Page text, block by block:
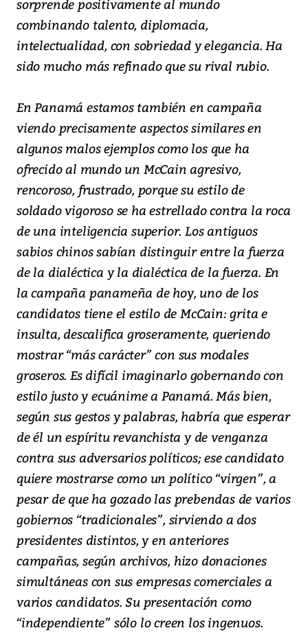
sorprende positivamente al mundo
combinando talento, diplomacia,
intelectualidad, con sobriedad y elegancia. Ha
sido mucho más refinado que su rival rubio.
En Panamá estamos también en campaña
viendo precisamente aspectos similares en
algunos malos ejemplos como los que ha
ofrecido al mundo un McCain agresivo,
rencoroso, frustrado, porque su estilo de
soldado vigoroso se ha estrellado contra la roca
de una inteligencia superior. Los antiguos
sabios chinos sabían distinguir entre la fuerza
de la dialéctica y la dialéctica de la fuerza. En
la campaña panameña de hoy, uno de los
candidatos tiene el estilo de McCain: grita e
insulta, descalifica groseramente, queriendo
mostrar “más carácter” con sus modales
groseros. Es difícil imaginarlo gobernando con
estilo justo y ecuánime a Panamá. Más bien,
según sus gestos y palabras, habría que esperar
de él un espíritu revanchista y de venganza
contra sus adversarios políticos; ese candidato
quiere mostrarse como un político “virgen”, a
pesar de que ha gozado las prebendas de varios
gobiernos “tradicionales”, sirviendo a dos
presidentes distintos, y en anteriores
campañas, según archivos, hizo donaciones
simultáneas con sus empresas comerciales a
varios candidatos. Su presentación como
“independiente” sólo lo creen los ingenuos.